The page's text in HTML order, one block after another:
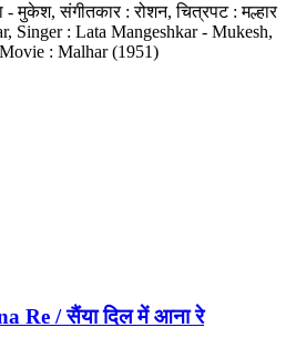
- मुकेश, संगीतकार : रोशन, चित्रपट : मल्हार
Singer : Lata Mangeshkar - Mukesh,
: Malhar (1951)
Re / सैंया दिल में आना रे